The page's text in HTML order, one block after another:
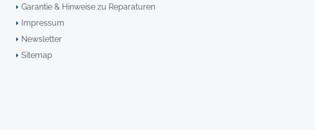
Garantie & Hinweise zu Reparaturen
Impressum
Newsletter
Sitemap